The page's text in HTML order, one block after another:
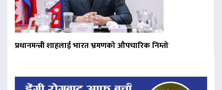
प्रधानमन्त्री शाहलाई भारत भ्रमणको औपचारिक निम्तो